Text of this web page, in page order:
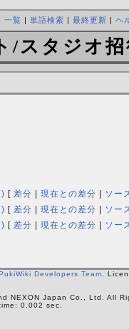
|一覧 |単語検索 |最終更新 |ヘ
/スタジオ
[差分 |現在との差分 ソー
[差分 |現在との差分 ソー
[差分 |現在との差分 ソー
PukiWiki Developers Team.
NEXON Japan Co., Ltd. All
0.002 sec.